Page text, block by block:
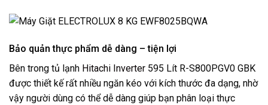
Bảo quản thực phẩm dễ dàng – tiện lợi
Bên trong tủ lạnh Hitachi Inverter 595 Lít R-S800PGV0 GBK
được thiết kế rất nhiều ngăn kéo với kích thước đa dạng, nhờ
vậy người dùng có thể dễ dàng giúp bạn phân loại thực